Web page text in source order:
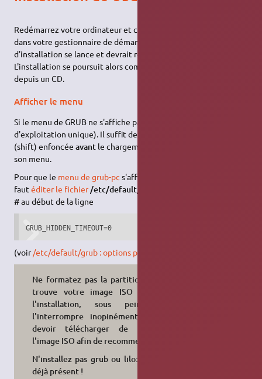
Redémarrez votre ordinateur et choisissez l'option
dans votre gestionnaire de démarrage. Le programme
d'installation se lance et devrait repérer votre image ISO.
L'installation se poursuit alors comme une installation classique
depuis un CD.
Afficher le menu
Si le menu de GRUB ne s'affiche pas au démarrage (système
d'exploitation unique). Il suffit de laisser la touche Majuscule
(shift) enfoncéeavant le chargement de GRUB pour afficher
son menu.
Pour que le menu de grub-pc s'affiche systématiquement, il
fautéditer le fichier /etc/default/grub
#au début de la ligne
GRUB_HIDDEN_TIMEOUT=0
(voir/etc/default/grub : options par défaut
Ne formatez pas la partition où se
trouve votre image ISO lors de
l'installation, sous peine de
l'interrompre inopinément et de
devoir télécharger de nouveau
l'image ISO afin de recommencer !
N'installez pas grub ou lilo: ils sont
déjà présent !